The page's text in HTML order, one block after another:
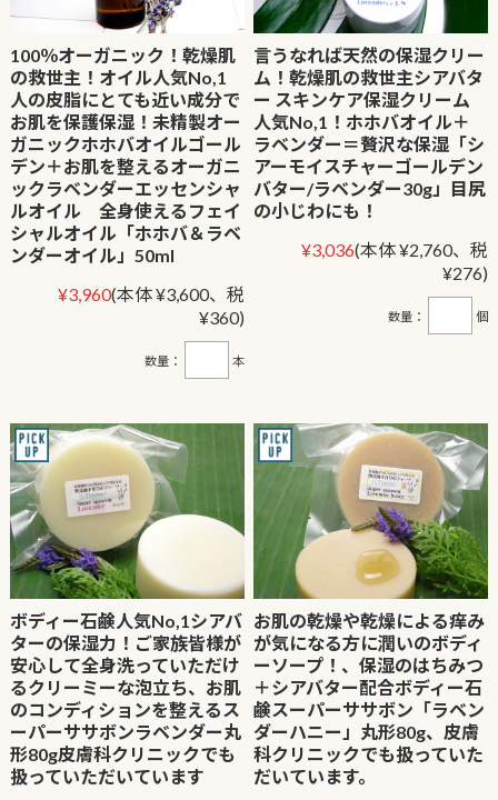
100％オーガニック！乾燥肌
の救世主！オイル人気No,1
人の皮脂にとても近い成分で
お肌を保護保湿！未精製オー
ガニックホホバオイルゴール
デン＋お肌を整えるオーガニ
ックラベンダーエッセンシャ
ルオイル 全身使えるフェイ
シャルオイル「ホホバ＆ラベ
ンダーオイル」50ml
¥3,960(本体 ¥3,600、税
¥360)
数量： 本
言うなれば天然の保湿クリー
ム！乾燥肌の救世主シアバタ
ー スキンケア保湿クリーム
人気No,1！ホホバオイル＋
ラベンダー＝贅沢な保湿「シ
アーモイスチャーゴールデン
バター/ラベンダー30g」目尻
の小じわにも！
¥3,036(本体 ¥2,760、税
¥276)
数量： 個
ボディー石鹸人気No,1シアバ
ターの保湿力！ご家族皆様が
安心して全身洗っていただけ
るクリーミーな泡立ち、お肌
のコンディションを整えるス
ーパーササボンラベンダー丸
形80g皮膚科クリニックでも
扱っていただいています
お肌の乾燥や乾燥による痒み
が気になる方に潤いのボディ
ーソープ！、保湿のはちみつ
＋シアバター配合ボディー石
鹸スーパーササボン「ラベン
ダーハニー」丸形80g、皮膚
科クリニックでも扱っていた
だいています。